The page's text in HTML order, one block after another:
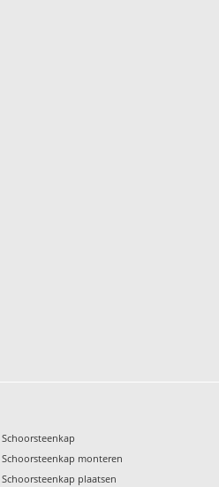
Schoorsteenkap
Schoorsteenkap monteren
Schoorsteenkap plaatsen